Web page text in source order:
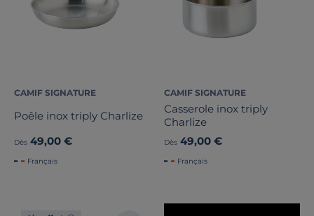
CAMIF SIGNATURE
Poêle inox triply Charlize
Dès 49,00 €
Français
CAMIF SIGNATURE
Casserole inox triply
Charlize
Dès 49,00 €
Français
Note des clients
Certifications et labels
Pays de fabrication